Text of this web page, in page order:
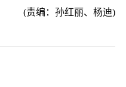
(责编：孙红丽、杨迪)